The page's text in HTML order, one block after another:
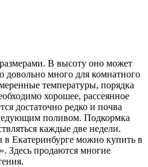
В высоту оно может
довольно много для комнатного
температуры, порядка
хорошее, рассеянное
достаточно редко и почва
поливом. Подкормка
каждые две недели.
Екатеринбурге можно купить в
Здесь продаются многие